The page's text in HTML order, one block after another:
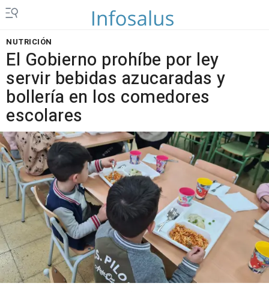
NUTRICIÓN
El Gobierno prohíbe por ley
servir bebidas azucaradas y
bollería en los comedores
escolares